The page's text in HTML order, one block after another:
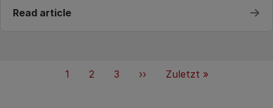
Read article →
Seitennummerierung
Aktuelle
1 Page
2 Page
3 Weiter
››
Letzte
Zuletzt »